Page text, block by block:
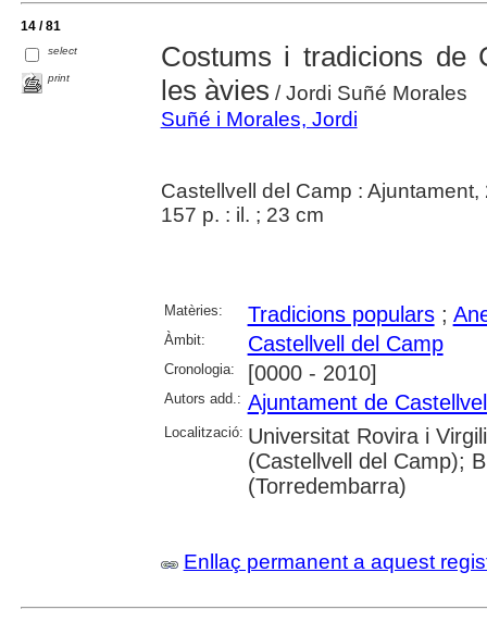
14 / 81
select
print
Costums i tradicions de
les àvies / Jordi Suñé Morales
Suñé i Morales, Jordi
Castellvell del Camp : Ajuntament,
157 p. : il. ; 23 cm
Matèries: Tradicions populars;
Àmbit: Castellvell del Camp
Cronologia: [0000 - 2010]
Autors add.: Ajuntament de
Localització: Universitat Rovira i
(Castellvell del Camp);
(Torredembarra)
Enllaç permanent a aquest